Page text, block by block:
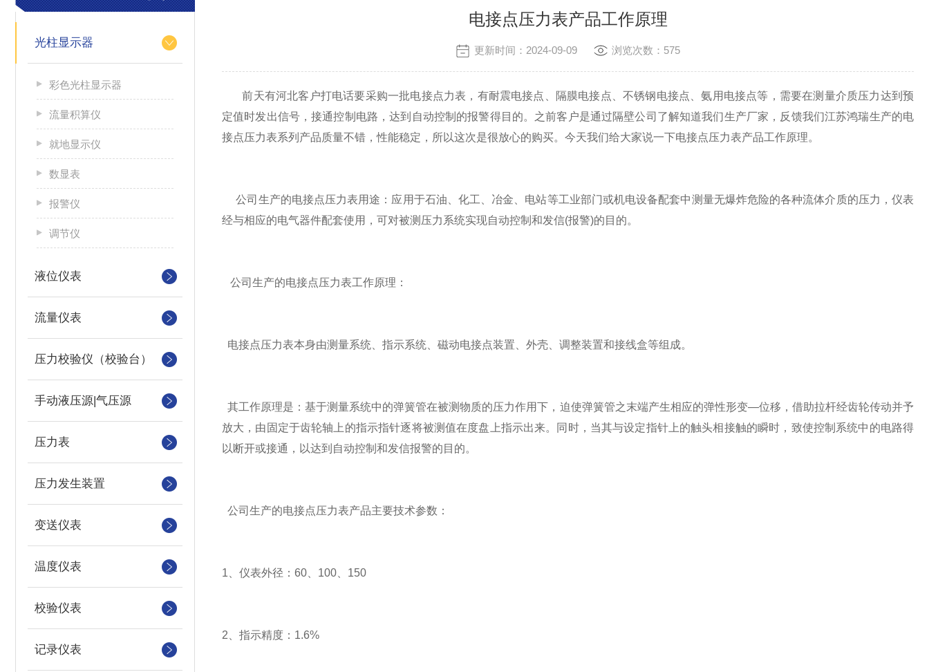
光柱显示器
彩色光柱显示器
流量积算仪
就地显示仪
数显表
报警仪
调节仪
液位仪表
流量仪表
压力校验仪（校验台）
手动液压源|气压源
压力表
压力发生装置
变送仪表
温度仪表
校验仪表
记录仪表
电接点压力表产品工作原理
更新时间：2024-09-09 浏览次数：575
前天有河北客户打电话要采购一批电接点力表，有耐震电接点、隔膜电接点、不锈钢电接点、氨用电接点等，需要在测量介质压力达到预
定值时发出信号，接通控制电路，达到自动控制的报警得目的。之前客户是通过隔壁公司了解知道我们生产厂家，反馈我们江苏鸿瑞生产的电
接点压力表系列产品质量不错，性能稳定，所以这次是很放心的购买。今天我们给大家说一下电接点压力表产品工作原理。
公司生产的电接点压力表用途：应用于石油、化工、冶金、电站等工业部门或机电设备配套中测量无爆炸危险的各种流体介质的压力，仪表
经与相应的电气器件配套使用，可对被测压力系统实现自动控制和发信(报警)的目的。
公司生产的电接点压力表工作原理：
电接点压力表本身由测量系统、指示系统、磁动电接点装置、外壳、调整装置和接线盒等组成。
其工作原理是：基于测量系统中的弹簧管在被测物质的压力作用下，迫使弹簧管之末端产生相应的弹性形变—位移，借助拉杆经齿轮传动并予
放大，由固定于齿轮轴上的指示指针逐将被测值在度盘上指示出来。同时，当其与设定指针上的触头相接触的瞬时，致使控制系统中的电路得
以断开或接通，以达到自动控制和发信报警的目的。
公司生产的电接点压力表产品主要技术参数：
1、仪表外径：60、100、150
2、指示精度：1.6%